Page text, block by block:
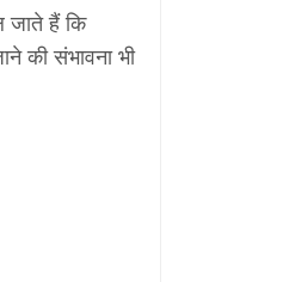
जाते हैं कि
संभावना भी